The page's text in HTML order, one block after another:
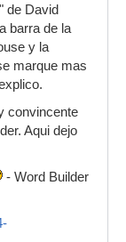
de David
barra de la
y la
marque mas
convincente
Aqui dejo
- Word Builder